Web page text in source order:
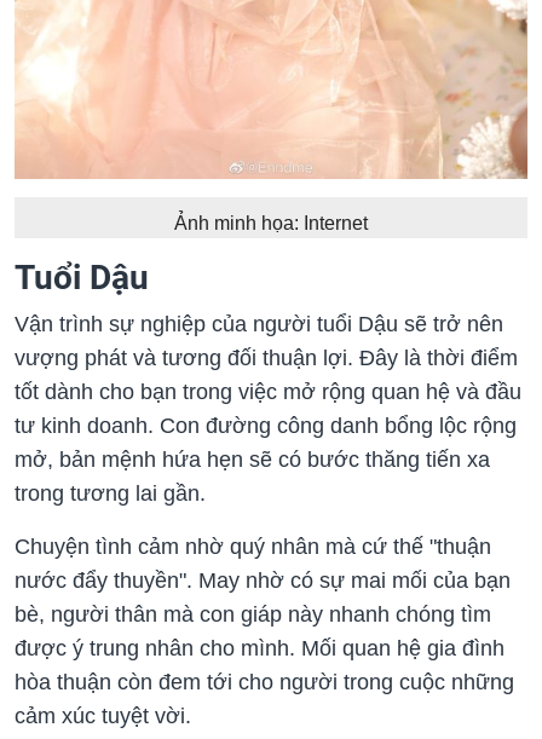
Ảnh minh họa: Internet
Tuổi Dậu
Vận trình sự nghiệp của người tuổi Dậu sẽ trở nên
vượng phát và tương đối thuận lợi. Đây là thời điểm
tốt dành cho bạn trong việc mở rộng quan hệ và đầu
tư kinh doanh. Con đường công danh bổng lộc rộng
mở, bản mệnh hứa hẹn sẽ có bước thăng tiến xa
trong tương lai gần.
Chuyện tình cảm nhờ quý nhân mà cứ thế "thuận
nước đẩy thuyền". May nhờ có sự mai mối của bạn
bè, người thân mà con giáp này nhanh chóng tìm
được ý trung nhân cho mình. Mối quan hệ gia đình
hòa thuận còn đem tới cho người trong cuộc những
cảm xúc tuyệt vời.